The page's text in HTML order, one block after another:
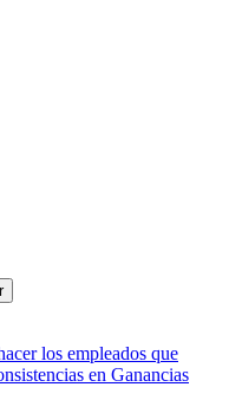
los empleados que
en Ganancias